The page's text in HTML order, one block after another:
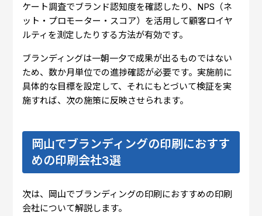
ケート調査でブランド認知度を確認したり、NPS（ネ
ット・プロモーター・スコア）を活用して顧客ロイヤ
ルティを測定したりする方法が有効です。
ブランディングは一朝一夕で成果が出るものではない
ため、数か月単位での進捗確認が必要です。実施前に
具体的な目標を設定して、それにもとづいて検証を実
施すれば、次の施策に反映させられます。
岡山でブランディングの印刷におすす
めの印刷会社3選
次は、岡山でブランディングの印刷におすすめの印刷
会社について解説します。